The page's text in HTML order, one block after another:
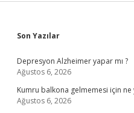
Sidebar
Son Yazılar
Depresyon Alzheimer yapar mı ?
Ağustos 6, 2026
Kumru balkona gelmemesi için ne
Ağustos 6, 2026